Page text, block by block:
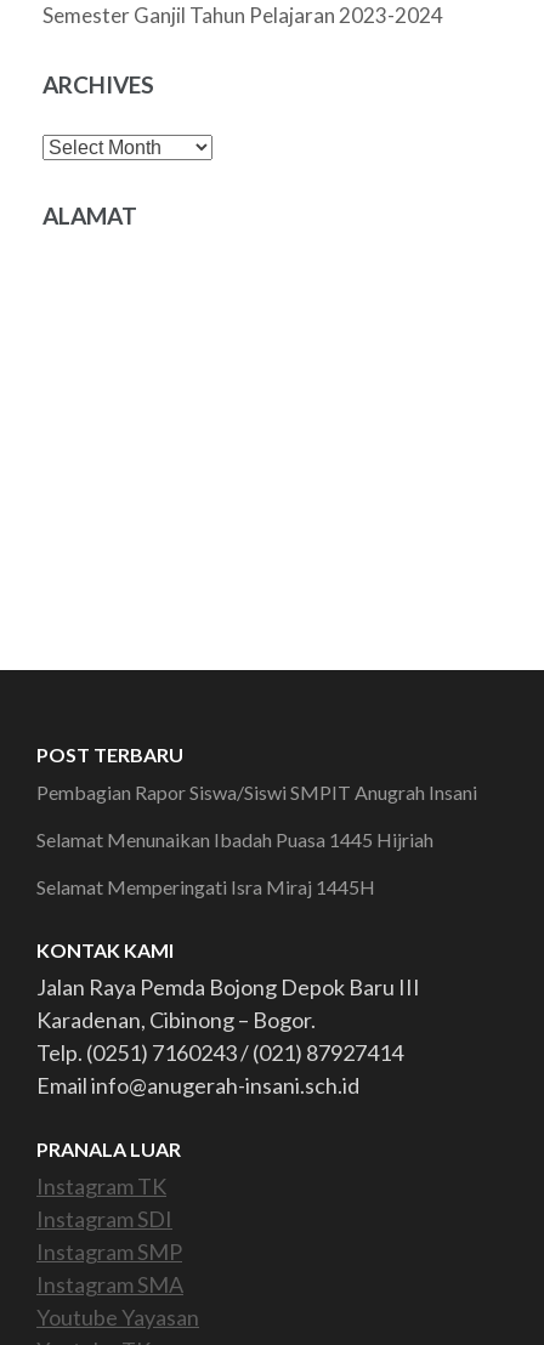
Semester Ganjil Tahun Pelajaran 2023-2024
ARCHIVES
Archives
ALAMAT
POST TERBARU
Pembagian Rapor Siswa/Siswi SMPIT Anugrah Insani
Selamat Menunaikan Ibadah Puasa 1445 Hijriah
Selamat Memperingati Isra Miraj 1445H
KONTAK KAMI
Jalan Raya Pemda Bojong Depok Baru III
Karadenan, Cibinong – Bogor.
Telp. (0251) 7160243 / (021) 87927414
Email info@anugerah-insani.sch.id
PRANALA LUAR
Instagram TK
Instagram SDI
Instagram SMP
Instagram SMA
Youtube Yayasan